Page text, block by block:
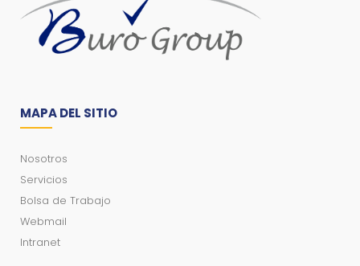
MAPA DEL SITIO
Nosotros
Servicios
Bolsa de Trabajo
Webmail
Intranet